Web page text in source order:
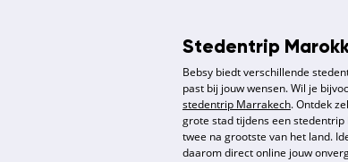
Stedentrip
Bebsy biedt verschillende
past bij jouw wensen. Wil je
stedentrip Marrakech. Ontdek
grote stad tijdens een
twee na grootste van het land.
daarom direct online jouw